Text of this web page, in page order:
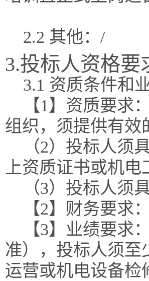
2.2 其他：/
3.投标人资格要
3.1 资质条件和
【1】资质要求
组织，须提供有效
（2）投标人须
上资质证书或机
（3）投标人须
【2】财务要求
【3】业绩要求
准），投标人须至
运营或机电设备检